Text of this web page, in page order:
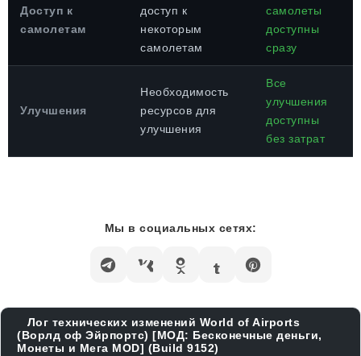
Доступ к
самолетам
доступ к
некоторым
самолетам
самолеты
доступны
сразу
Улучшения
Необходимость
ресурсов для
улучшения
Все
улучшения
доступны
без затрат
Мы в социальных сетях:
Лог технических изменений World of Airports
(Ворлд оф Эйрпортс) [МОД: Бесконечные деньги,
Монеты и Мега MOD] (Build 9152)